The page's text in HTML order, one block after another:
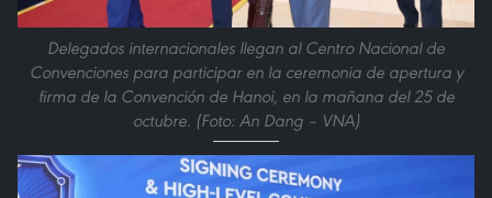
Delegados internacionales llegan al Centro Nacional de
Convenciones para participar en la ceremonia de apertura y
firma de la Convención de Hanoi, en la mañana del 25 de
octubre. (Foto: An Dang – VNA)